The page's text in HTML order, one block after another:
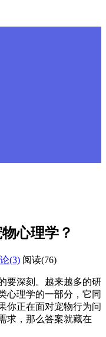
心理学？
(3) 阅读(76)
要深刻。越来越多的研
心理学的一部分，它同
你正在面对宠物行为问
求，那么答案就藏在